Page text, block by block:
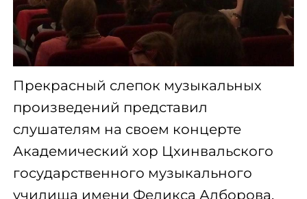
Прекрасный слепок музыкальных
произведений представил
слушателям на своем концерте
Академический хор Цхинвальского
государственного музыкального
училища имени Феликса Алборова.